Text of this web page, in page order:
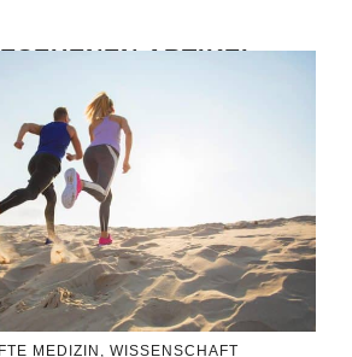
ARTIKEL
MEDIZIN WISSENSCHAFT